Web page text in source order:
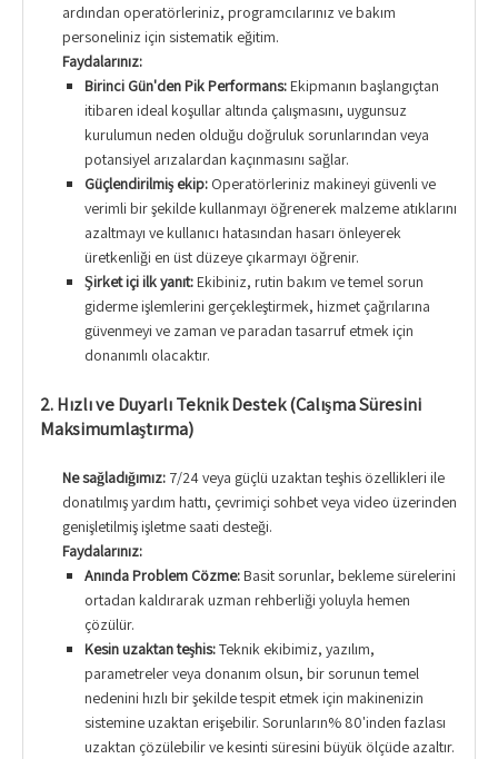
ardından operatörleriniz, programcılarınız ve bakım
personeliniz için sistematik eğitim.
Faydalarınız:
Birinci Gün'den Pik Performans: Ekipmanın başlangıçtan
itibaren ideal koşullar altında çalışmasını, uygunsuz
kurulumun neden olduğu doğruluk sorunlarından veya
potansiyel arızalardan kaçınmasını sağlar.
Güçlendirilmiş ekip: Operatörleriniz makineyi güvenli ve
verimli bir şekilde kullanmayı öğrenerek malzeme atıklarını
azaltmayı ve kullanıcı hatasından hasarı önleyerek
üretkenliği en üst düzeye çıkarmayı öğrenir.
Şirket içi ilk yanıt: Ekibiniz, rutin bakım ve temel sorun
giderme işlemlerini gerçekleştirmek, hizmet çağrılarına
güvenmeyi ve zaman ve paradan tasarruf etmek için
donanımlı olacaktır.
2. Hızlı ve Duyarlı Teknik Destek (Çalışma Süresini
Maksimumlaştırma)
Ne sağladığımız: 7/24 veya güçlü uzaktan teşhis özellikleri ile
donatılmış yardım hattı, çevrimiçi sohbet veya video üzerinden
genişletilmiş işletme saati desteği.
Faydalarınız:
Anında Problem Çözme: Basit sorunlar, bekleme sürelerini
ortadan kaldırarak uzman rehberliği yoluyla hemen
çözülür.
Kesin uzaktan teşhis:Teknik ekibimiz, yazılım,
parametreler veya donanım olsun, bir sorunun temel
nedenini hızlı bir şekilde tespit etmek için makinenizin
sistemine uzaktan erişebilir. Sorunların% 80'inden fazlası
uzaktan çözülebilir ve kesinti süresini büyük ölçüde azaltır.